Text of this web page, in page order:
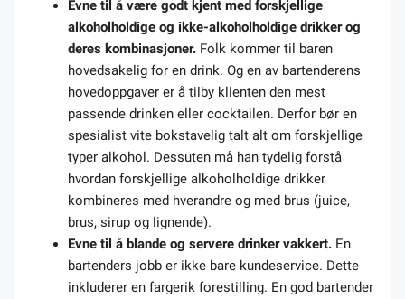
Evne til å være godt kjent med forskjellige
alkoholholdige og ikke-alkoholholdige drikker og
deres kombinasjoner. Folk kommer til baren
hovedsakelig for en drink. Og en av bartenderens
hovedoppgaver er å tilby klienten den mest
passende drinken eller cocktailen. Derfor bør en
spesialist vite bokstavelig talt alt om forskjellige
typer alkohol. Dessuten må han tydelig forstå
hvordan forskjellige alkoholholdige drikker
kombineres med hverandre og med brus (juice,
brus, sirup og lignende).
Evne til å blande og servere drinker vakkert. En
bartenders jobb er ikke bare kundeservice. Dette
inkluderer en fargerik forestilling. En god bartender